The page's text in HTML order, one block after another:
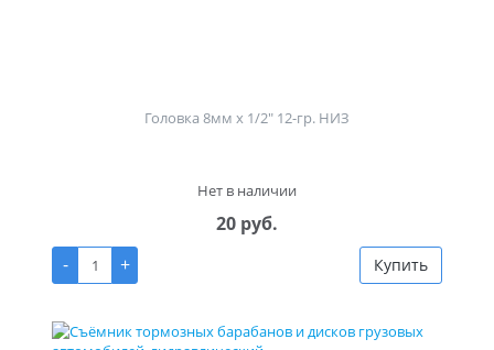
Головка 8мм х 1/2" 12-гр. НИЗ
Нет в наличии
20 руб.
-
+ Купить